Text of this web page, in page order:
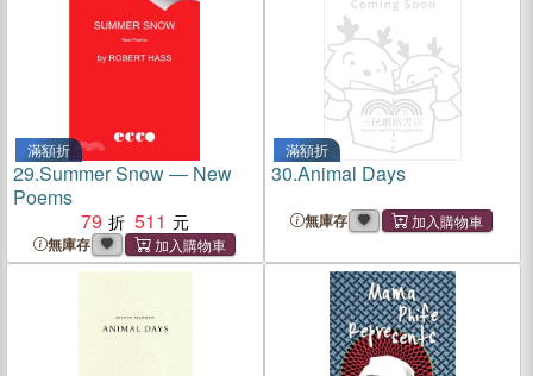
滿額折
29.Summer Snow ― New
Poems
79
511
無庫存
滿額折
30.Animal Days
無庫存